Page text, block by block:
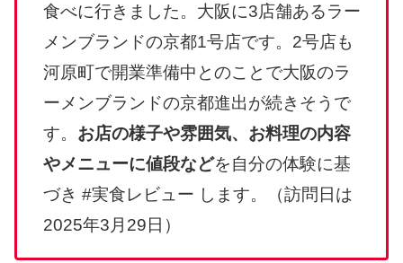
食べに行きました。大阪に3店舗あるラー
メンブランドの京都1号店です。2号店も
河原町で開業準備中とのことで大阪のラ
ーメンブランドの京都進出が続きそうで
す。 お店の様子や雰囲気、お料理の内容
やメニューに値段などを自分の体験に基
づき #実食レビュー します。（訪問日は
2025年3月29日）